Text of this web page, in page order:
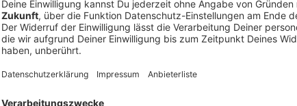
Suchtkranken ist nicht zwingend gering
im April 2022 laut dem
brutto. Das ist pro Monat durchschnittlich 4105 Euro. Im
die Suchtanfälligkeit unter 1.000 Einwohnern wie folgt: